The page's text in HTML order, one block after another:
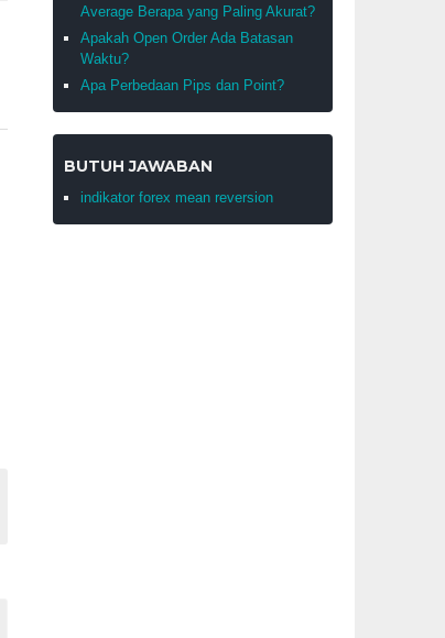
Average Berapa yang Paling Akurat?
Apakah Open Order Ada Batasan
Waktu?
Apa Perbedaan Pips dan Point?
BUTUH JAWABAN
indikator forex mean reversion